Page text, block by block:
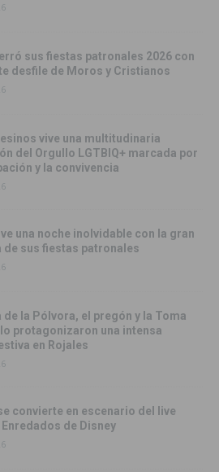
sus fiestas patronales 2026 con
desfile de Moros y Cristianos
vive una multitudinaria
del Orgullo LGTBIQ+ marcada por
y la convivencia
una noche inolvidable con la gran
de sus fiestas patronales
de la Pólvora, el pregón y la Toma
protagonizaron una intensa
en Rojales
convierte en escenario del live
de Disney